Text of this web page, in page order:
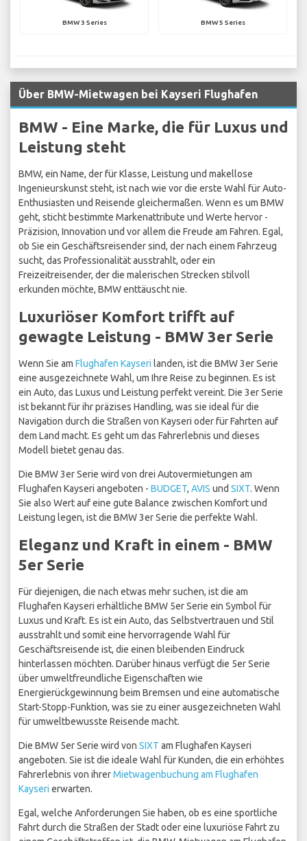
BMW 3 Series BMW 5 Series
Über BMW-Mietwagen bei Kayseri Flughafen
BMW - Eine Marke, die für Luxus und
Leistung steht
BMW, ein Name, der für Klasse, Leistung und makellose
Ingenieurskunst steht, ist nach wie vor die erste Wahl für Auto-
Enthusiasten und Reisende gleichermaßen. Wenn es um BMW
geht, sticht bestimmte Markenattribute und Werte hervor -
Präzision, Innovation und vor allem die Freude am Fahren. Egal,
ob Sie ein Geschäftsreisender sind, der nach einem Fahrzeug
sucht, das Professionalität ausstrahlt, oder ein
Freizeitreisender, der die malerischen Strecken stilvoll
erkunden möchte, BMW enttäuscht nie.
Luxuriöser Komfort trifft auf
gewagte Leistung - BMW 3er Serie
Wenn Sie am Flughafen Kayseri landen, ist die BMW 3er Serie
eine ausgezeichnete Wahl, um Ihre Reise zu beginnen. Es ist
ein Auto, das Luxus und Leistung perfekt vereint. Die 3er Serie
ist bekannt für ihr präzises Handling, was sie ideal für die
Navigation durch die Straßen von Kayseri oder für Fahrten auf
dem Land macht. Es geht um das Fahrerlebnis und dieses
Modell bietet genau das.
Die BMW 3er Serie wird von drei Autovermietungen am
Flughafen Kayseri angeboten - BUDGET, AVIS und SIXT. Wenn
Sie also Wert auf eine gute Balance zwischen Komfort und
Leistung legen, ist die BMW 3er Serie die perfekte Wahl.
Eleganz und Kraft in einem - BMW
5er Serie
Für diejenigen, die nach etwas mehr suchen, ist die am
Flughafen Kayseri erhältliche BMW 5er Serie ein Symbol für
Luxus und Kraft. Es ist ein Auto, das Selbstvertrauen und Stil
ausstrahlt und somit eine hervorragende Wahl für
Geschäftsreisende ist, die einen bleibenden Eindruck
hinterlassen möchten. Darüber hinaus verfügt die 5er Serie
über umweltfreundliche Eigenschaften wie
Energierückgewinnung beim Bremsen und eine automatische
Start-Stopp-Funktion, was sie zu einer ausgezeichneten Wahl
für umweltbewusste Reisende macht.
Die BMW 5er Serie wird von SIXT am Flughafen Kayseri
angeboten. Sie ist die ideale Wahl für Kunden, die ein erhöhtes
Fahrerlebnis von ihrerMietwagenbuchung am Flughafen
Kayseri erwarten.
Egal, welche Anforderungen Sie haben, ob es eine sportliche
Fahrt durch die Straßen der Stadt oder eine luxuriöse Fahrt zu